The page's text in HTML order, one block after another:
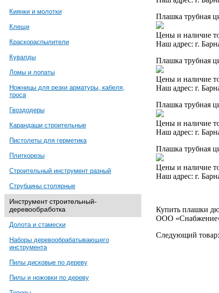
Киянки и молотки
Клещи
Краскораспылители
Кувалды
Ломы и лопаты
Ножницы для резки арматуры, кабеля,
троса
Гвоздодеры
Карандаши строительные
Пистолеты для герметика
Плиткорезы
Строительный инструмент разный
Струбцины столярные
Инструмент строительный-
деревообработка
Долота и стамески
Наборы деревообрабатывающего
инструмента
Пилы дисковые по дереву
Пилы и ножовки по дереву
Плашка трубная
Цены и наличие
Наш адрес: г.
Плашка трубная
Цены и наличие
Наш адрес: г.
Плашка трубная
Цены и наличие
Наш адрес: г.
Плашка трубная
Цены и наличие
Наш адрес: г.
Купить плашки
ООО
Следующий